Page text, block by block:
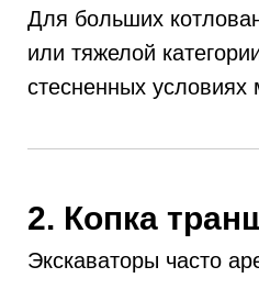
Для больших
или тяжелой
стесненных условиях
2. Копка
Экскаваторы часто